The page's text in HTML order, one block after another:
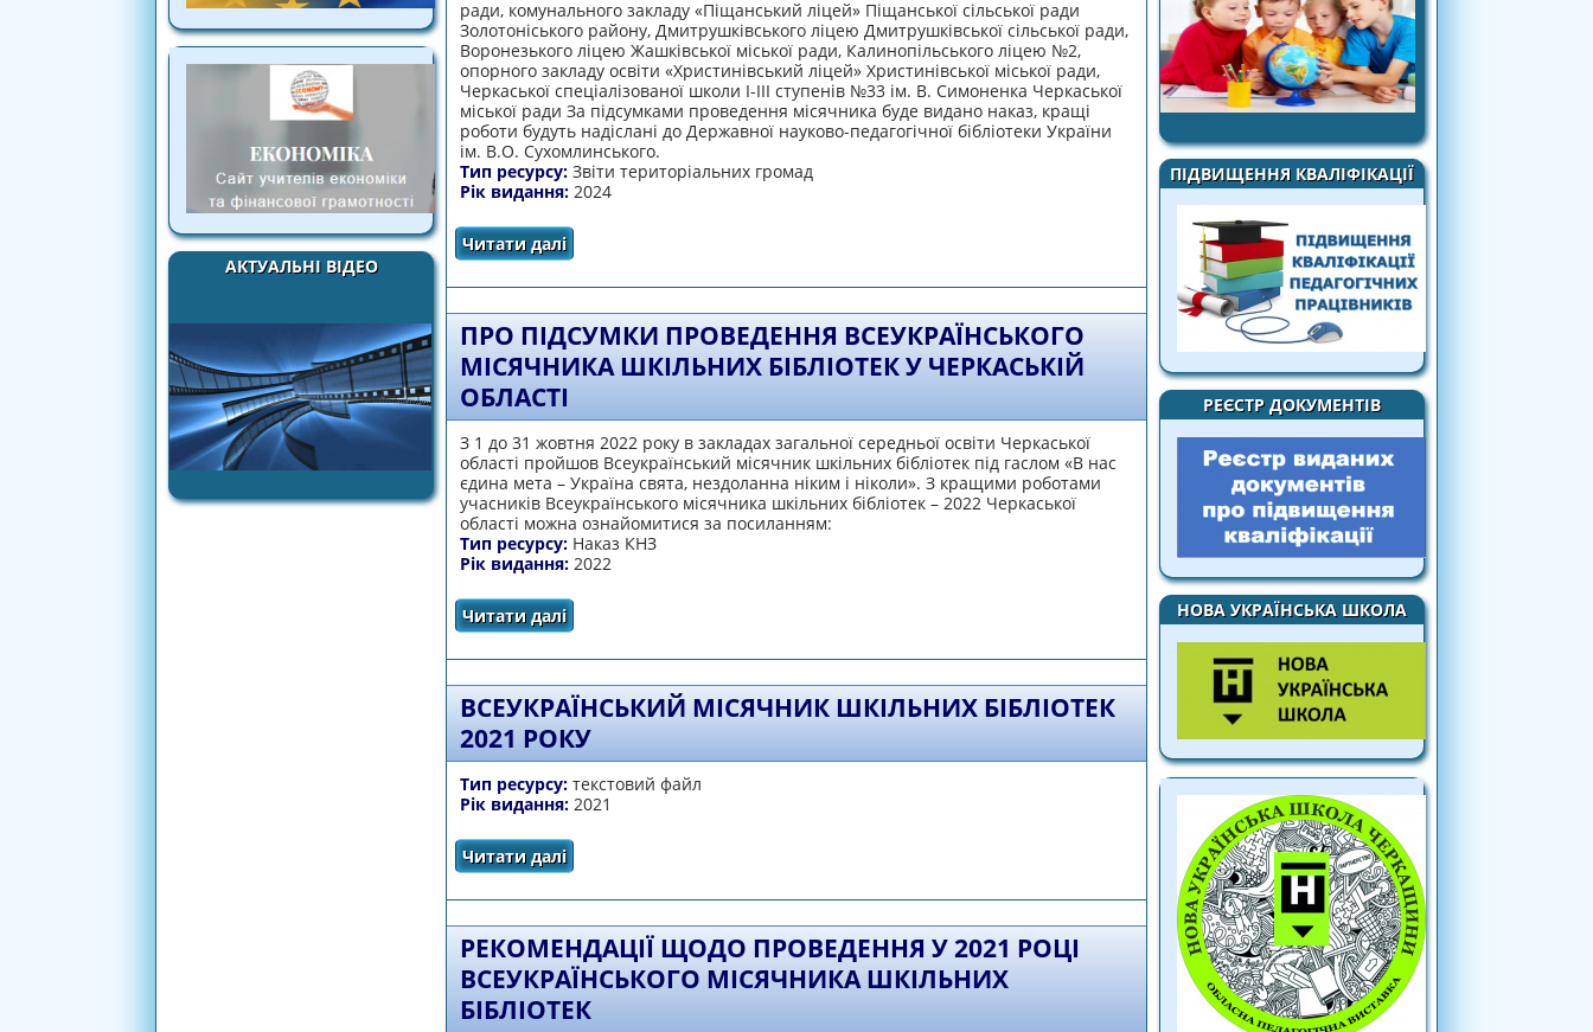
АКТУАЛЬНІ ВІДЕО
ПІДВИЩЕННЯ КВАЛІФІКАЦІЇ
РЕЄСТР ДОКУМЕНТІВ
НОВА УКРАЇНСЬКА ШКОЛА
ради, комунального закладу «Піщанський ліцей» Піщанської сільської ради
Золотоніського району, Дмитрушківського ліцею Дмитрушківської сільської ради,
Воронезького ліцею Жашківської міської ради, Калинопільського ліцею №2,
опорного закладу освіти «Христинівський ліцей» Христинівської міської ради,
Черкаської спеціалізованої школи І-ІІІ ступенів №33 ім. В. Симоненка Черкаської
міської ради За підсумками проведення місячника буде видано наказ, кращі
роботи будуть надіслані до Державної науково-педагогічної бібліотеки України
ім. В.О. Сухомлинського.
Тип ресурсу: Звіти територіальних громад
Рік видання: 2024
Читати далі
про ВСЕУКРАЇНСЬКИЙ МІСЯЧНИК ШКІЛЬНИХ БІБЛІОТЕК "Читаюча шкільна родина - стратегічне
ПРО ПІДСУМКИ ПРОВЕДЕННЯ ВСЕУКРАЇНСЬКОГО
МІСЯЧНИКА ШКІЛЬНИХ БІБЛІОТЕК У ЧЕРКАСЬКІЙ
ОБЛАСТІ
З 1 до 31 жовтня 2022 року в закладах загальної середньої освіти Черкаської
області пройшов Всеукраїнський місячник шкільних бібліотек під гаслом «В нас
єдина мета – Україна свята, нездоланна ніким і ніколи». З кращими роботами
учасників Всеукраїнського місячника шкільних бібліотек – 2022 Черкаської
області можна ознайомитися за посиланням:
Тип ресурсу: Наказ КНЗ
Рік видання: 2022
Читати даліпро про підсумки проведення Всеукраїнського місячника шкільних бібліотек у Черкаській області
ВСЕУКРАЇНСЬКИЙ МІСЯЧНИК ШКІЛЬНИХ БІБЛІОТЕК
2021 РОКУ
Тип ресурсу: текстовий файл
Рік видання: 2021
Читати даліпро Всеукраїнський місячник шкільних бібліотек 2021 року
РЕКОМЕНДАЦІЇ ЩОДО ПРОВЕДЕННЯ У 2021 РОЦІ
ВСЕУКРАЇНСЬКОГО МІСЯЧНИКА ШКІЛЬНИХ
БІБЛІОТЕК